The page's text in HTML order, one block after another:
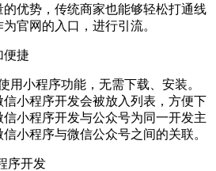
优势，传统商家也能够轻松打通线
为官网的入口，进行引流。
捷
小程序功能，无需下载、安装。
小程序开发会被放入列表，方便下
小程序开发与公众号为同一开发主
小程序与微信公众号之间的关联。
序开发